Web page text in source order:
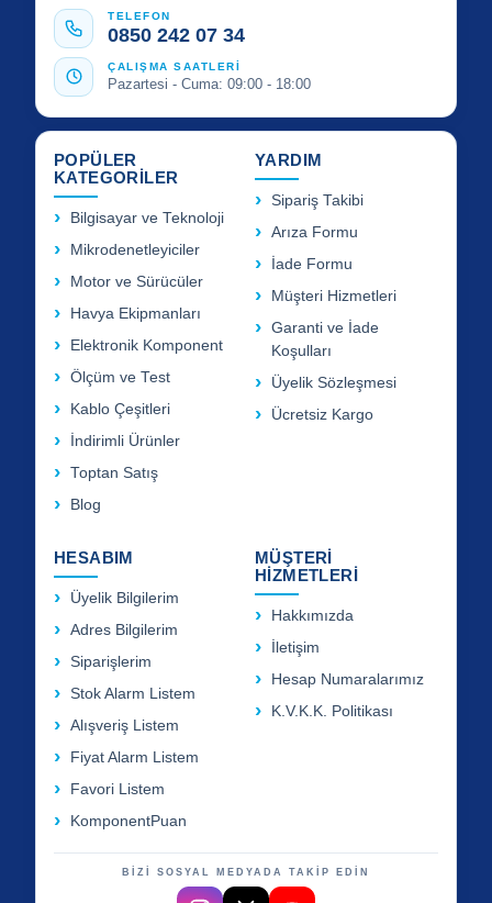
TELEFON
0850 242 07 34
ÇALIŞMA SAATLERİ
Pazartesi - Cuma: 09:00 - 18:00
POPÜLER
KATEGORİLER
Bilgisayar ve Teknoloji
Mikrodenetleyiciler
Motor ve Sürücüler
Havya Ekipmanları
Elektronik Komponent
Ölçüm ve Test
Kablo Çeşitleri
İndirimli Ürünler
Toptan Satış
Blog
YARDIM
Sipariş Takibi
Arıza Formu
İade Formu
Müşteri Hizmetleri
Garanti ve İade
Koşulları
Üyelik Sözleşmesi
Ücretsiz Kargo
HESABIM
Üyelik Bilgilerim
Adres Bilgilerim
Siparişlerim
Stok Alarm Listem
Alışveriş Listem
Fiyat Alarm Listem
Favori Listem
KomponentPuan
MÜŞTERİ
HİZMETLERİ
Hakkımızda
İletişim
Hesap Numaralarımız
K.V.K.K. Politikası
BİZİ SOSYAL MEDYADA TAKİP EDİN